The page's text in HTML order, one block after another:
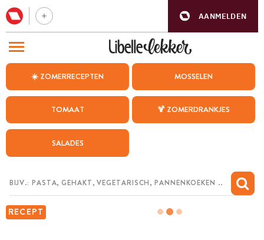
AANMELDEN
☀️ ZOMERRECEPTEN MOSSELEN
TOMAAT 🍹 ZOMERDRANKJES
SALADES
RECEPT
BEZOEK ONZE ANDERE WEBSITES
WEEKMENU
CHAT MET MAIA
MIJN BEWAARDE RECEPTEN